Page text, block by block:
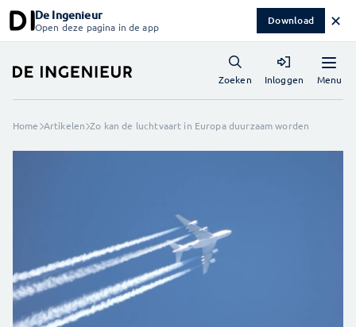
De Ingenieur
Open deze pagina in de app Download ✕
Menu
Zoeken Inloggen
Home Artikelen Zo kan de luchtvaart in Europa duurzaam worden